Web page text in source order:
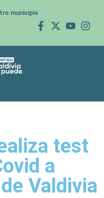
municipio
test
a
Valdivia